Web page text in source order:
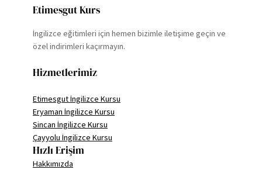
Etimesgut Kurs
İngilizce eğitimleri için hemen bizimle iletişime geçin ve
özel indirimleri kaçırmayın.
Hizmetlerimiz
Etimesgut İngilizce Kursu
Eryaman İngilizce Kursu
Sincan İngilizce Kursu
Çayyolu İngilizce Kursu
Hızlı Erişim
Hakkımızda